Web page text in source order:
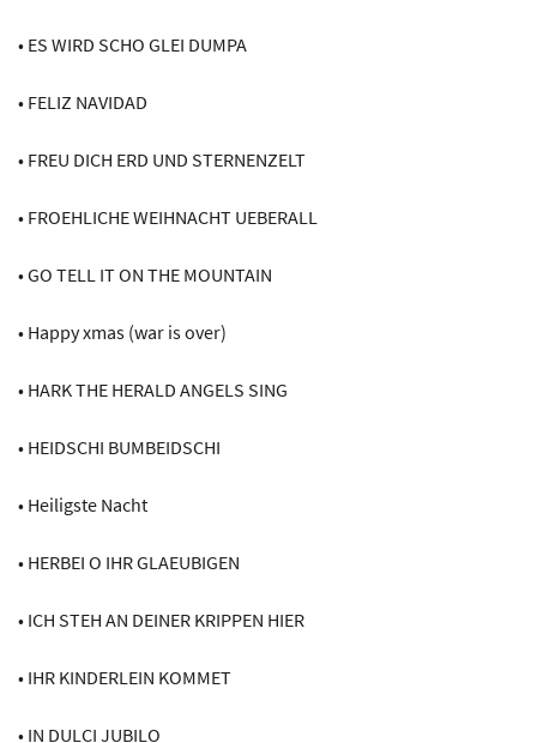
• ES WIRD SCHO GLEI DUMPA
• FELIZ NAVIDAD
• FREU DICH ERD UND STERNENZELT
• FROEHLICHE WEIHNACHT UEBERALL
• GO TELL IT ON THE MOUNTAIN
• Happy xmas (war is over)
• HARK THE HERALD ANGELS SING
• HEIDSCHI BUMBEIDSCHI
• Heiligste Nacht
• HERBEI O IHR GLAEUBIGEN
• ICH STEH AN DEINER KRIPPEN HIER
• IHR KINDERLEIN KOMMET
• IN DULCI JUBILO